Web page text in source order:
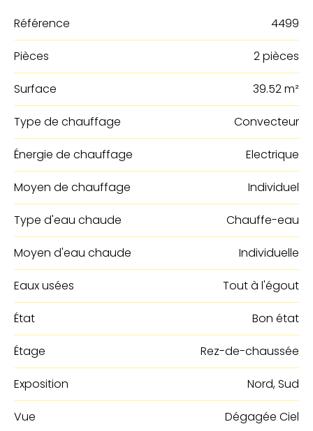
Référence 4499
Pièces 2 pièces
Surface 39.52 m²
Type de chauffage Convecteur
Énergie de chauffage Electrique
Moyen de chauffage Individuel
Type d'eau chaude Chauffe-eau
Moyen d'eau chaude Individuelle
Eaux usées Tout à l'égout
État Bon état
Étage Rez-de-chaussée
Exposition Nord, Sud
Vue Dégagée Ciel